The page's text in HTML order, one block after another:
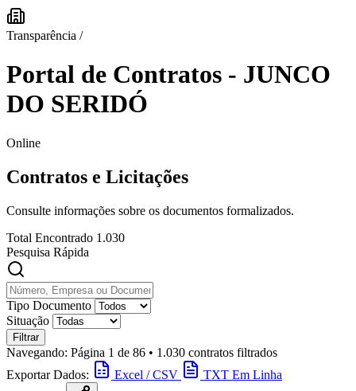
Transparência /
Portal de Contratos - JUNCO
DO SERIDÓ
Online
Contratos e Licitações
Consulte informações sobre os documentos formalizados.
Total Encontrado 1.030
Pesquisa Rápida
Tipo Documento
Situação
Filtrar
Navegando: Página 1 de 86 • 1.030 contratos filtrados
Exportar Dados:
Excel / CSV
TXT Em Linha